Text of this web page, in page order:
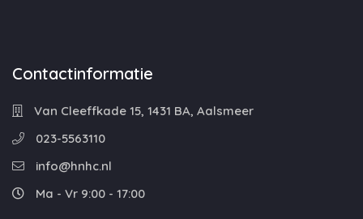
Contactinformatie
Van Cleeffkade 15, 1431 BA, Aalsmeer
023-5563110
info@hnhc.nl
Ma - Vr 9:00 - 17:00